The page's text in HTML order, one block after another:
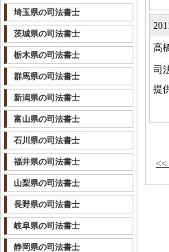
埼玉県の司法書士
茨城県の司法書士
栃木県の司法書士
群馬県の司法書士
新潟県の司法書士
富山県の司法書士
石川県の司法書士
福井県の司法書士
山梨県の司法書士
長野県の司法書士
岐阜県の司法書士
静岡県の司法書士
高
司
提
<<